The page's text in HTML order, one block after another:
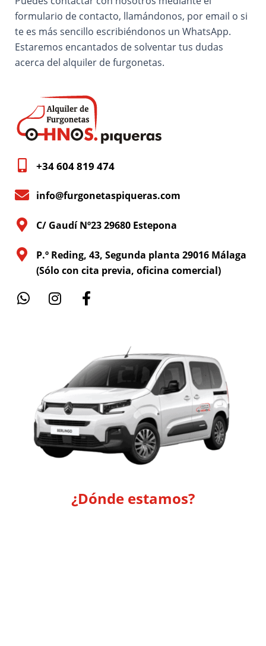
formulario de contacto, llamándonos, por email o si
te es más sencillo escribiéndonos un WhatsApp.
Estaremos encantados de solventar tus dudas
acerca del alquiler de furgonetas.
+34 604 819 474
info@furgonetaspiqueras.com
C/ Gaudí Nº23 29680 Estepona
P.º Reding, 43, Segunda planta 29016 Málaga
(Sólo con cita previa, oficina comercial)
W
h
I
n
a
m
F
a
o
o
k
-
f
¿Dónde estamos?